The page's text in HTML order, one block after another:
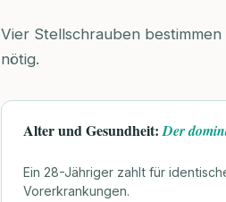
Vier Stellschrauben
nötig.
Alter und Gesundheit: Der
Ein 28-Jähriger zahlt für
Vorerkrankungen.